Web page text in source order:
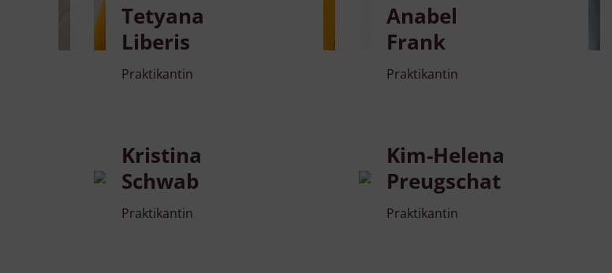
Tetyana
Liberis
Praktikantin
Anabel
Frank
Praktikantin
Kristina
Schwab
Praktikantin
Kim-Helena
Preugschat
Praktikantin